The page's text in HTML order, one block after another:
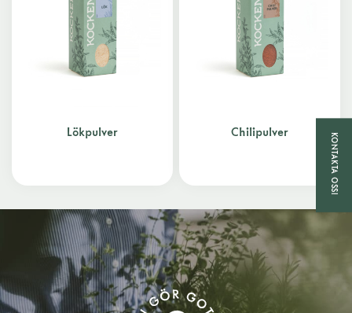
Lökpulver Chilipulver
KONTAKTA OSS!